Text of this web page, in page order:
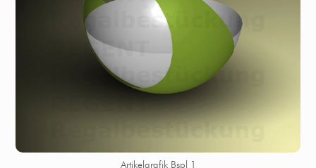
Artikelgrafik Bspl 1